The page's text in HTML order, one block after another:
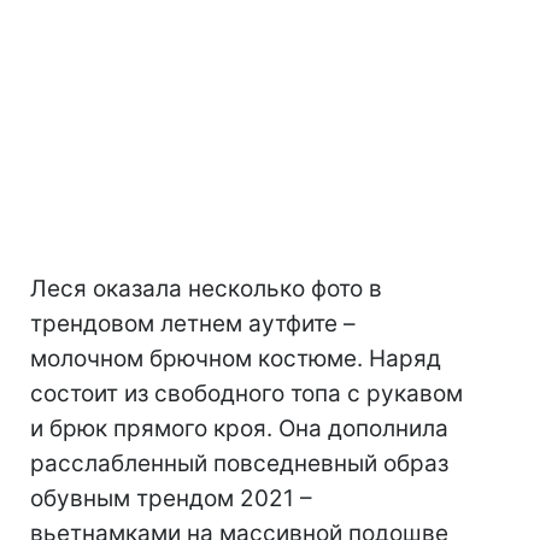
Леся оказала несколько фото в
трендовом летнем аутфите –
молочном брючном костюме. Наряд
состоит из свободного топа с рукавом
и брюк прямого кроя. Она дополнила
расслабленный повседневный образ
обувным трендом 2021 –
вьетнамками на массивной подошве